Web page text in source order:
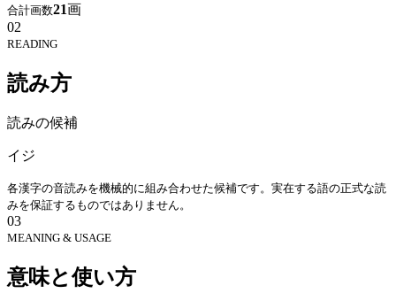
合計画数21画
02
READING
読み方
読みの候補
イジ
各漢字の音読みを機械的に組み合わせた候補です。実在する語の正式な読
みを保証するものではありません。
03
MEANING & USAGE
意味と使い方